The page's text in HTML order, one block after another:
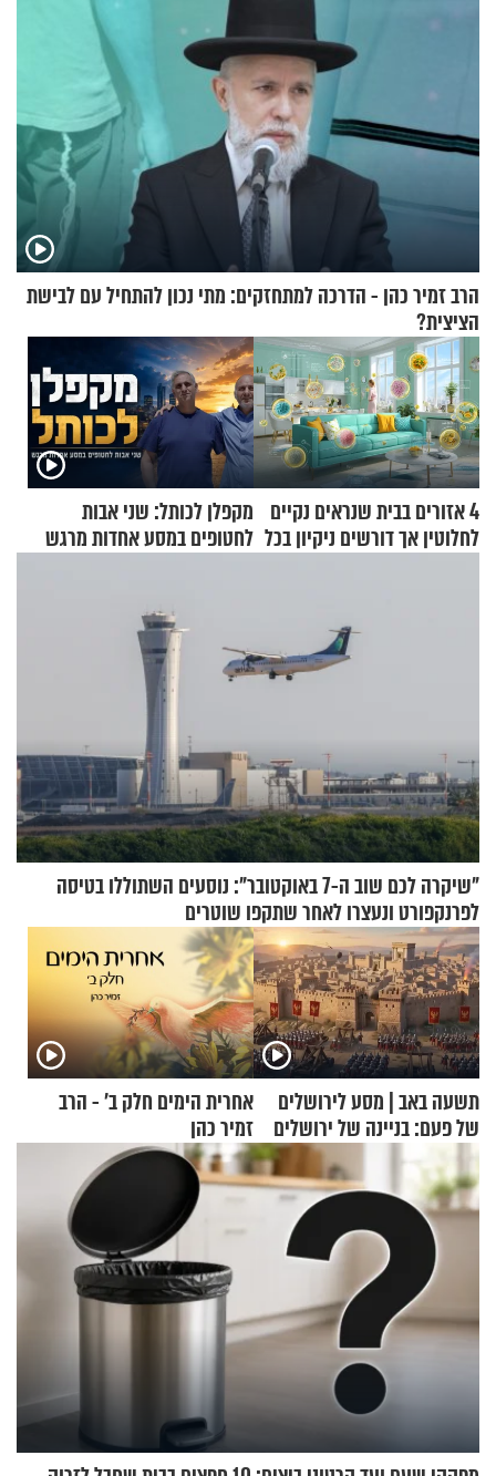
הרב זמיר כהן - הדרכה למתחזקים: מתי נכון להתחיל עם לבישת
הציצית?
4 אזורים בבית שנראים נקיים
לחלוטין אך דורשים ניקיון בכל
מקפלן לכותל: שני אבות
לחטופים במסע אחדות מרגש
"שיקרה לכם שוב ה-7 באוקטובר": נוסעים השתוללו בטיסה
לפרנקפורט ונעצרו לאחר שתקפו שוטרים
תשעה באב | מסע לירושלים
של פעם: בניינה של ירושלים
אחרית הימים חלק ב’ - הרב
זמיר כהן